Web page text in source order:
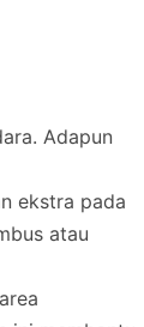
Adapun
ekstra pada
atau